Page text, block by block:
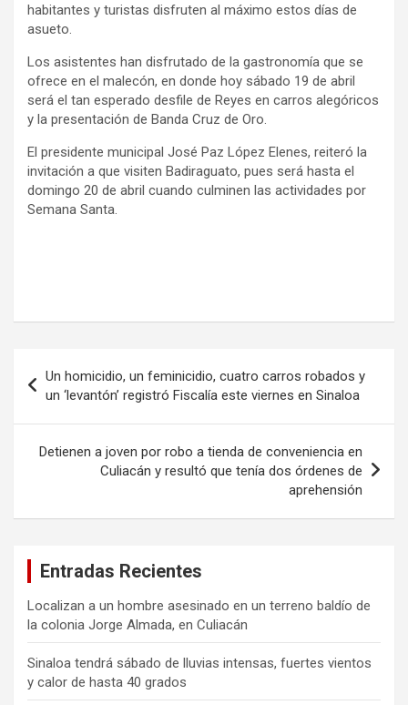
habitantes y turistas disfruten al máximo estos días de
asueto.
Los asistentes han disfrutado de la gastronomía que se
ofrece en el malecón, en donde hoy sábado 19 de abril
será el tan esperado desfile de Reyes en carros alegóricos
y la presentación de Banda Cruz de Oro.
El presidente municipal José Paz López Elenes, reiteró la
invitación a que visiten Badiraguato, pues será hasta el
domingo 20 de abril cuando culminen las actividades por
Semana Santa.
de
entradas
Un homicidio, un feminicidio, cuatro carros robados y
un ‘levantón’ registró Fiscalía este viernes en Sinaloa
Detienen a joven por robo a tienda de conveniencia en
Culiacán y resultó que tenía dos órdenes de
aprehensión
Entradas Recientes
Localizan a un hombre asesinado en un terreno baldío de
la colonia Jorge Almada, en Culiacán
Sinaloa tendrá sábado de lluvias intensas, fuertes vientos
y calor de hasta 40 grados